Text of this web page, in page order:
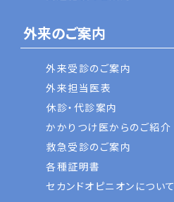
外来のご案内
外来受診のご案内
外来担当医表
休診・代診案内
かかりつけ医からのご紹介
救急受診のご案内
各種証明書
セカンドオピニオンについて